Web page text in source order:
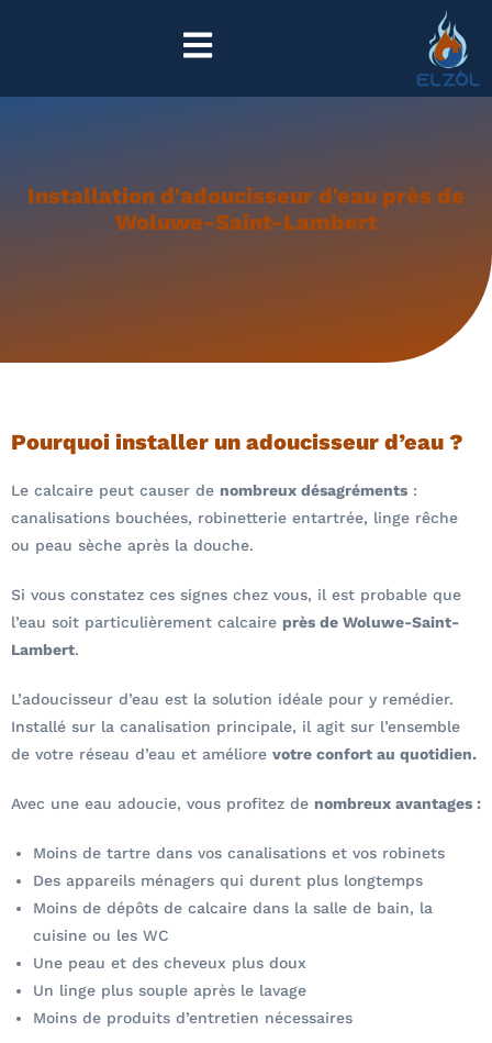
Installation d'adoucisseur d'eau près de
Woluwe-Saint-Lambert
Pourquoi installer un adoucisseur d’eau ?
Le calcaire peut causer de nombreux désagréments :
canalisations bouchées, robinetterie entartrée, linge rêche
ou peau sèche après la douche.
Si vous constatez ces signes chez vous, il est probable que
l’eau soit particulièrement calcaire près de Woluwe-Saint-
Lambert.
L’adoucisseur d’eau est la solution idéale pour y remédier.
Installé sur la canalisation principale, il agit sur l’ensemble
de votre réseau d’eau et améliore votre confort au quotidien.
Avec une eau adoucie, vous profitez de nombreux avantages :
Moins de tartre dans vos canalisations et vos robinets
Des appareils ménagers qui durent plus longtemps
Moins de dépôts de calcaire dans la salle de bain, la
cuisine ou les WC
Une peau et des cheveux plus doux
Un linge plus souple après le lavage
Moins de produits d’entretien nécessaires